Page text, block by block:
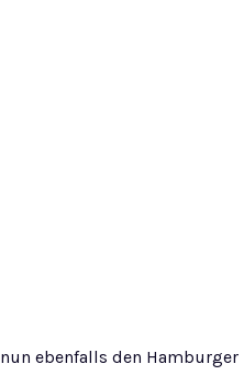
ebenfalls den Hamburger